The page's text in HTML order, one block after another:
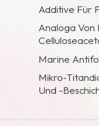
Additive Für
Analoga Von
Marine
Mikro-
Und -